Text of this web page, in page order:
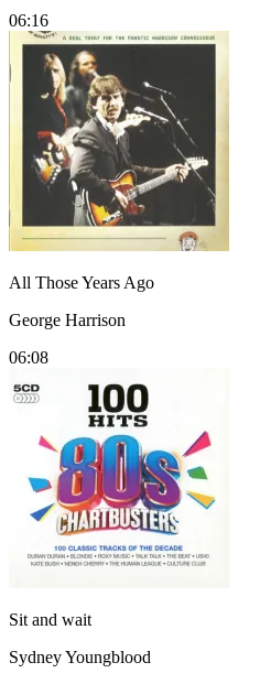
06:16
All Those Years Ago
George Harrison
06:08
Sit and wait
Sydney Youngblood